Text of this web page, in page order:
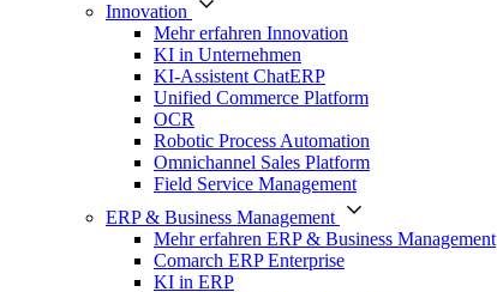
Innovation
Mehr erfahren Innovation
KI in Unternehmen
KI-Assistent ChatERP
Unified Commerce Platform
OCR
Robotic Process Automation
Omnichannel Sales Platform
Field Service Management
ERP & Business Management
Mehr erfahren ERP & Business Management
Comarch ERP Enterprise
KI in ERP